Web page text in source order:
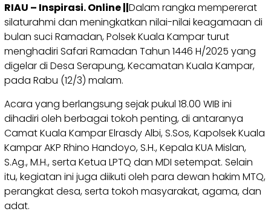
RIAU – Inspirasi. Online ||Dalam rangka mempererat
silaturahmi dan meningkatkan nilai-nilai keagamaan di
bulan suci Ramadan, Polsek Kuala Kampar turut
menghadiri Safari Ramadan Tahun 1446 H/2025 yang
digelar di Desa Serapung, Kecamatan Kuala Kampar,
pada Rabu (12/3) malam.
Acara yang berlangsung sejak pukul 18.00 WIB ini
dihadiri oleh berbagai tokoh penting, di antaranya
Camat Kuala Kampar Elrasdy Albi, S.Sos, Kapolsek Kuala
Kampar AKP Rhino Handoyo, S.H., Kepala KUA Mislan,
S.Ag., M.H., serta Ketua LPTQ dan MDI setempat. Selain
itu, kegiatan ini juga diikuti oleh para dewan hakim MTQ,
perangkat desa, serta tokoh masyarakat, agama, dan
adat.